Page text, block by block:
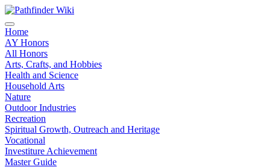
Home
AY Honors
All Honors
Arts, Crafts, and Hobbies
Health and Science
Household Arts
Nature
Outdoor Industries
Recreation
Spiritual Growth, Outreach and Heritage
Vocational
Investiture Achievement
Master Guide